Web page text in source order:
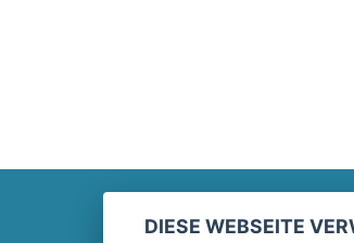
DIESE WEBSEITE